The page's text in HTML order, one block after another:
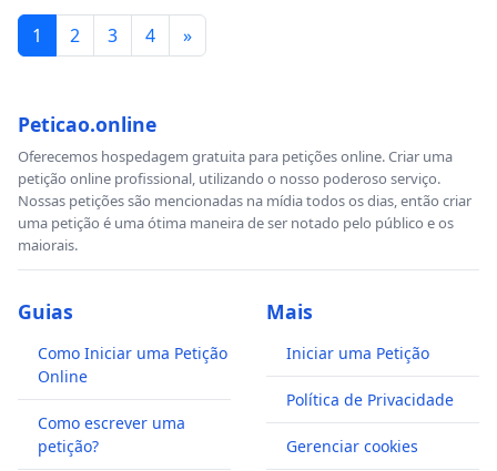
1 2 3 4 »
Peticao.online
Oferecemos hospedagem gratuita para petições online. Criar uma
petição online profissional, utilizando o nosso poderoso serviço.
Nossas petições são mencionadas na mídia todos os dias, então criar
uma petição é uma ótima maneira de ser notado pelo público e os
maiorais.
Guias
Como Iniciar uma Petição
Online
Como escrever uma
petição?
Mais
Iniciar uma Petição
Política de Privacidade
Gerenciar cookies